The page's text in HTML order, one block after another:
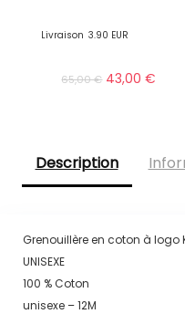
Livraison 3.90 EUR
65,00€ 43,00€
Description
Grenouillère en coton à logo
UNISEXE
100 % Coton
unisexe – 12M